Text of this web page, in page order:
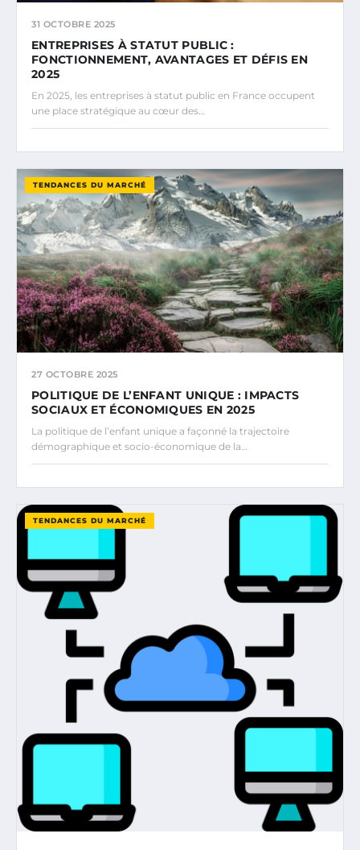
31 OCTOBRE 2025
ENTREPRISES À STATUT PUBLIC :
FONCTIONNEMENT, AVANTAGES ET DÉFIS EN
2025
En 2025, les entreprises à statut public en France occupent
une place stratégique au cœur des…
TENDANCES DU MARCHÉ
27 OCTOBRE 2025
POLITIQUE DE L’ENFANT UNIQUE : IMPACTS
SOCIAUX ET ÉCONOMIQUES EN 2025
La politique de l’enfant unique a façonné la trajectoire
démographique et socio-économique de la…
TENDANCES DU MARCHÉ